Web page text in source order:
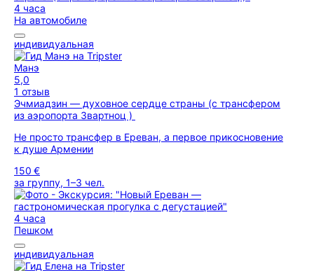
4 часа
На автомобиле
индивидуальная
Манэ
5,0
1 отзыв
Эчмиадзин — духовное сердце страны (с трансфером
из аэропорта Звартноц )
Не просто трансфер в Ереван, а первое прикосновение
к душе Армении
150 €
за группу, 1–3 чел.
4 часа
Пешком
индивидуальная